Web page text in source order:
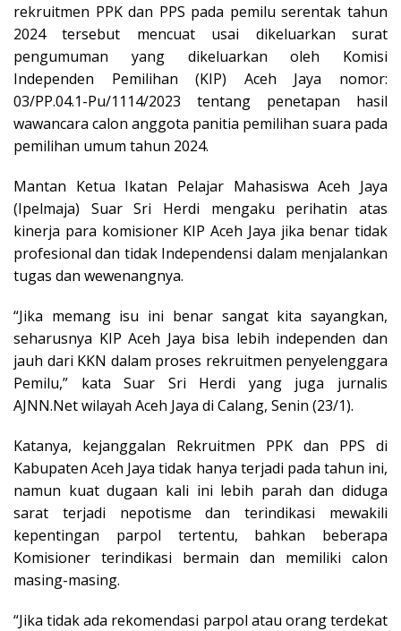
rekruitmen PPK dan PPS pada pemilu serentak tahun
2024 tersebut mencuat usai dikeluarkan surat
pengumuman yang dikeluarkan oleh Komisi
Independen Pemilihan (KIP) Aceh Jaya nomor:
03/PP.04.1-Pu/1114/2023 tentang penetapan hasil
wawancara calon anggota panitia pemilihan suara pada
pemilihan umum tahun 2024.
Mantan Ketua Ikatan Pelajar Mahasiswa Aceh Jaya
(Ipelmaja) Suar Sri Herdi mengaku perihatin atas
kinerja para komisioner KIP Aceh Jaya jika benar tidak
profesional dan tidak Independensi dalam menjalankan
tugas dan wewenangnya.
“Jika memang isu ini benar sangat kita sayangkan,
seharusnya KIP Aceh Jaya bisa lebih independen dan
jauh dari KKN dalam proses rekruitmen penyelenggara
Pemilu,” kata Suar Sri Herdi yang juga jurnalis
AJNN.Net wilayah Aceh Jaya di Calang, Senin (23/1).
Katanya, kejanggalan Rekruitmen PPK dan PPS di
Kabupaten Aceh Jaya tidak hanya terjadi pada tahun ini,
namun kuat dugaan kali ini lebih parah dan diduga
sarat terjadi nepotisme dan terindikasi mewakili
kepentingan parpol tertentu, bahkan beberapa
Komisioner terindikasi bermain dan memiliki calon
masing-masing.
“Jika tidak ada rekomendasi parpol atau orang terdekat